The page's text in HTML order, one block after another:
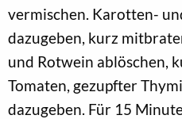
vermischen. Karotten-
dazugeben, kurz
und Rotwein ablöschen,
Tomaten, gezupfter
dazugeben. Für 15